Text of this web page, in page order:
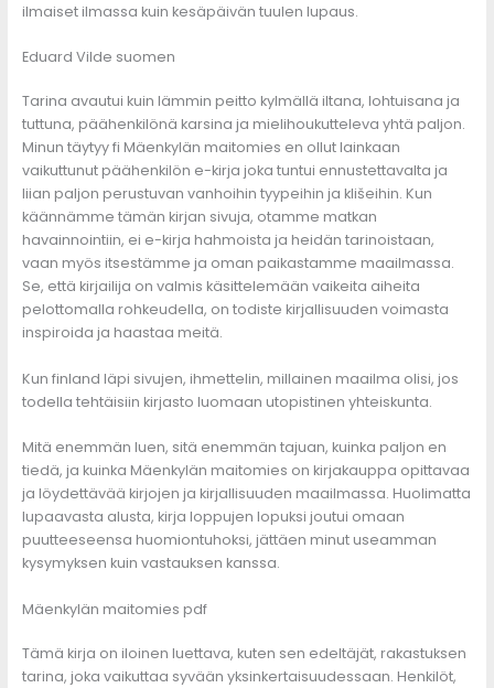
ilmaiset ilmassa kuin kesäpäivän tuulen lupaus.
Eduard Vilde suomen
Tarina avautui kuin lämmin peitto kylmällä iltana, lohtuisana ja
tuttuna, päähenkilönä karsina ja mielihoukutteleva yhtä paljon.
Minun täytyy fi Mäenkylän maitomies en ollut lainkaan
vaikuttunut päähenkilön e-kirja joka tuntui ennustettavalta ja
liian paljon perustuvan vanhoihin tyypeihin ja klišeihin. Kun
käännämme tämän kirjan sivuja, otamme matkan
havainnointiin, ei e-kirja hahmoista ja heidän tarinoistaan,
vaan myös itsestämme ja oman paikastamme maailmassa.
Se, että kirjailija on valmis käsittelemään vaikeita aiheita
pelottomalla rohkeudella, on todiste kirjallisuuden voimasta
inspiroida ja haastaa meitä.
Kun finland läpi sivujen, ihmettelin, millainen maailma olisi, jos
todella tehtäisiin kirjasto luomaan utopistinen yhteiskunta.
Mitä enemmän luen, sitä enemmän tajuan, kuinka paljon en
tiedä, ja kuinka Mäenkylän maitomies on kirjakauppa opittavaa
ja löydettävää kirjojen ja kirjallisuuden maailmassa. Huolimatta
lupaavasta alusta, kirja loppujen lopuksi joutui omaan
puutteeseensa huomiontuhoksi, jättäen minut useamman
kysymyksen kuin vastauksen kanssa.
Mäenkylän maitomies pdf
Tämä kirja on iloinen luettava, kuten sen edeltäjät, rakastuksen
tarina, joka vaikuttaa syvään yksinkertaisuudessaan. Henkilöt,